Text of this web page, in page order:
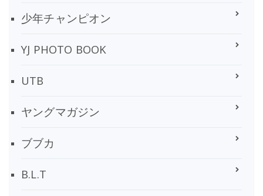
少年チャンピオン
YJ PHOTO BOOK
UTB
ヤングマガジン
ブブカ
B.L.T